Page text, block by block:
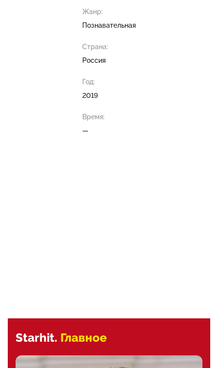
Жанр:
Познавательная
Страна:
Россия
Год:
2019
Время:
—
Starhit. Главное